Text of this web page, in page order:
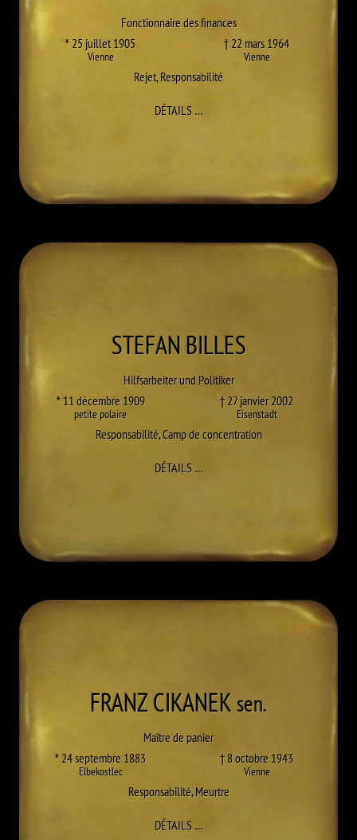
Fonctionnaire des finances
* 25 juillet 1905
Vienne
† 22 mars 1964
Vienne
Rejet,Responsabilité
DÉTAILS…À WALTER BEZDEK
STEFANBILLES
Hilfsarbeiter und Politiker
* 11 décembre 1909
petite polaire
† 27 janvier 2002
Eisenstadt
Responsabilité,Camp de concentration
DÉTAILS…À STEFAN BILLES
FRANZCIKANEKsen.
Maître de panier
* 24 septembre 1883
Elbekostlec
† 8 octobre 1943
Vienne
Responsabilité,Meurtre
DÉTAILS…À FRANZ CIKANEK SEN.